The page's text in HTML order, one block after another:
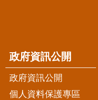
政府資訊公開
政府資訊公開
個人資料保護專區